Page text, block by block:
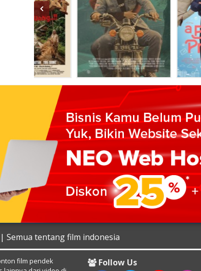
| Semua tentang film indonesia
film pendek
Follow Us